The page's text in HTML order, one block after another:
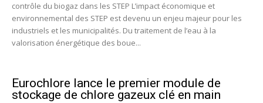
contrôle du biogaz dans les STEP L’impact économique et
environnemental des STEP est devenu un enjeu majeur pour les
industriels et les municipalités. Du traitement de l’eau à la
valorisation énergétique des boue...
Eurochlore lance le premier module de
stockage de chlore gazeux clé en main